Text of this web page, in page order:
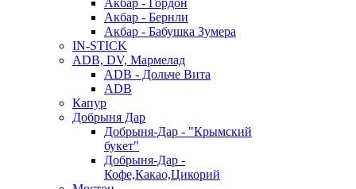
Акбар - Гордон
Акбар - Бернли
Акбар - Бабушка Зумера
IN-STICK
ADB, DV, Мармелад
ADB - Дольче Вита
ADB
Капур
Добрыня Дар
Добрыня-Дар - "Крымский
букет"
Добрыня-Дар -
Кофе,Какао,Цикорий